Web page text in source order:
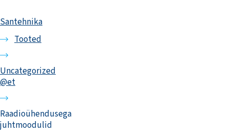
Santehnika
Tooted
Uncategorized
@et
Raadioühendusega
juhtmoodulid